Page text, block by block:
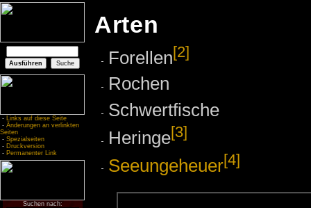
- Links auf diese Seite
- Änderungen an verlinkten
Seiten
- Spezialseiten
- Druckversion
- Permanenter Link
Suchen nach:
Arten
Forellen[2]
Rochen
Schwertfische
Heringe[3]
Seeungeheuer[4]